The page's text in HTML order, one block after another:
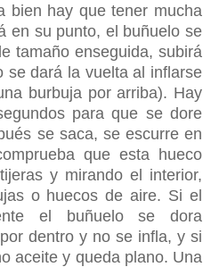
bien hay que tener mucha
en su punto, el buñuelo se
tamaño enseguida, subirá
se dará la vuelta al inflarse
burbuja por arriba). Hay
para que se dore
se saca, se escurre en
que esta hueco
y mirando el interior,
o huecos de aire. Si el
el buñuelo se dora
dentro y no se infla, y si
aceite y queda plano. Una